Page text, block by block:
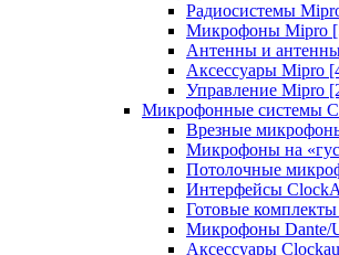
Радиосистемы
Микрофоны Mipro
Антенны и
Аксессуары Mipro
Управление Mipro
Микрофонные системы
Врезные
Микрофоны на
Потолочные
Интерфейсы
Готовые
Микрофоны Dante/
Аксессуары